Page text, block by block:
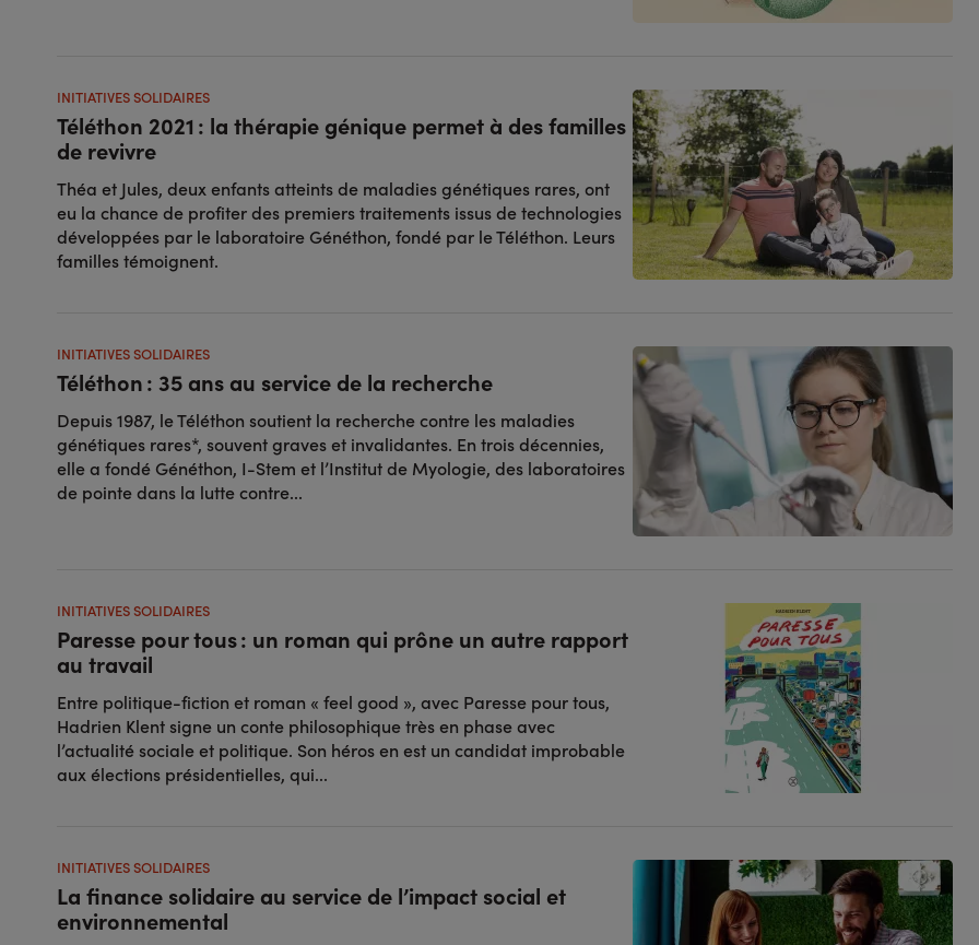
Téléthon 2021 : la thérapie génique permet à des familles
de revivre
INITIATIVES SOLIDAIRES
Théa et Jules, deux enfants atteints de maladies génétiques rares, ont
eu la chance de profiter des premiers traitements issus de technologies
développées par le laboratoire Généthon, fondé par le Téléthon. Leurs
familles témoignent.
Téléthon : 35 ans au service de la recherche
INITIATIVES SOLIDAIRES
Depuis 1987, le Téléthon soutient la recherche contre les maladies
génétiques rares*, souvent graves et invalidantes. En trois décennies,
elle a fondé Généthon, I-Stem et l’Institut de Myologie, des laboratoires
de pointe dans la lutte contre...
Paresse pour tous : un roman qui prône un autre rapport
au travail
INITIATIVES SOLIDAIRES
Entre politique-fiction et roman « feel good », avec Paresse pour tous,
Hadrien Klent signe un conte philosophique très en phase avec
l’actualité sociale et politique. Son héros en est un candidat improbable
aux élections présidentielles, qui...
La finance solidaire au service de l’impact social et
environnemental
INITIATIVES SOLIDAIRES